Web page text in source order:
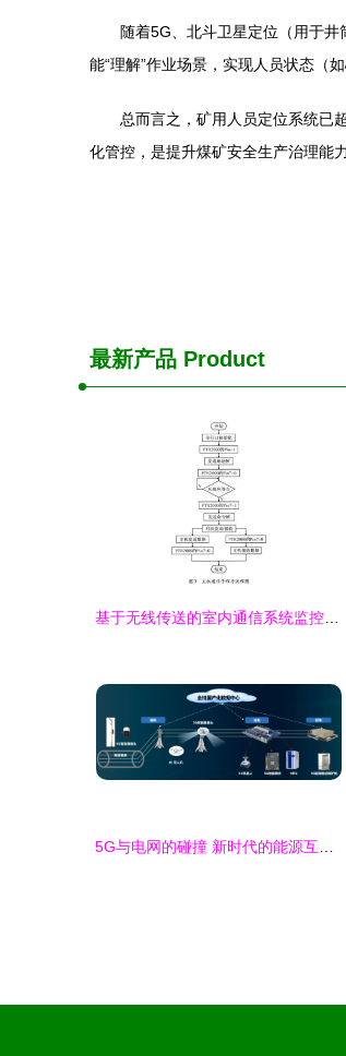
随着5G、北斗卫星定位（用于
能“理解”作业场景，实现人员状态（
总而言之，矿用人员定位系统已
化管控，是提升煤矿安全生产治理能
最新产品 Product